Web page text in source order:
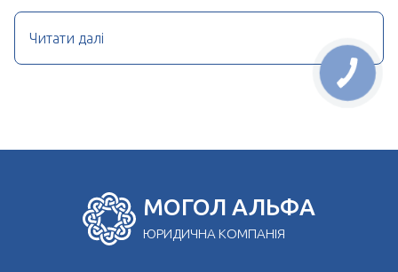
Читати далі
МОГОЛ АЛЬФА
ЮРИДИЧНА КОМПАНІЯ